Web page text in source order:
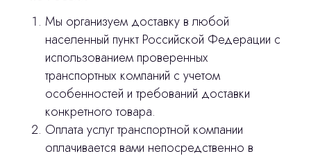
Мы организуем доставку в любой
населенный пункт Российской Федерации с
использованием проверенных
транспортных компаний с учетом
особенностей и требований доставки
конкретного товара.
Оплата услуг транспортной компании
оплачивается вами непосредственно в
Остались вопросы
оставьте контакты, мы свяжемся и
ответим на все вопросы
© 2024 ЛС Дентал Групп
Главная